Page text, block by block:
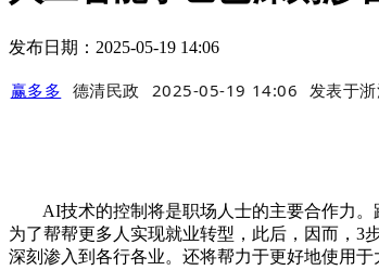
发布日期：2025-05-19 14:06
赢多多 德清民政 2025-05-19 14:06 发表于
AI技术的控制将是职场人士的主要合作力。
为了帮帮更多人实现就业转型，此后，因而，3
深刻渗入到各行各业。还将帮力于更好地使用